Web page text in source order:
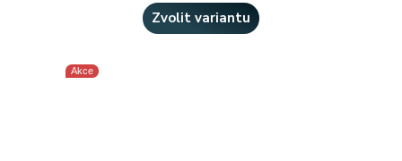
Zvolit variantu
Akce